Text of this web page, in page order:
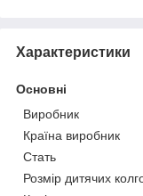
Характеристики
Основні
Виробник
Країна виробник
Стать
Розмір дитячих